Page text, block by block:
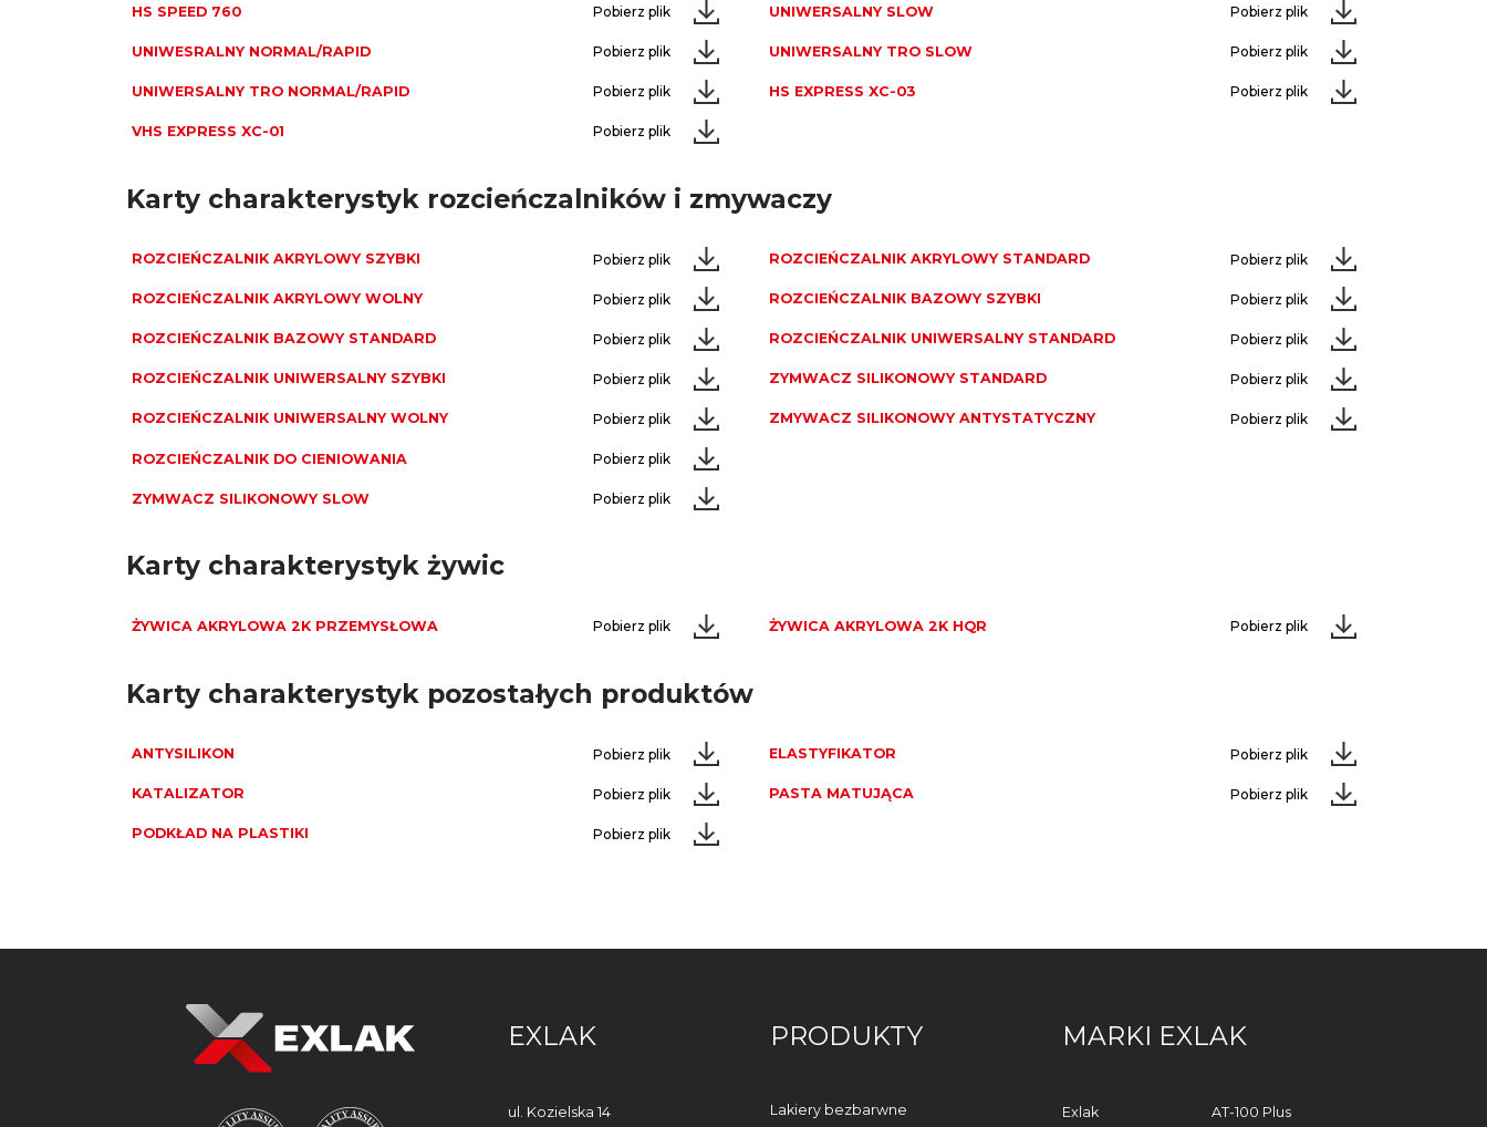
HS SPEED 760 Pobierz plik
UNIWESRALNY NORMAL/RAPID Pobierz plik
UNIWERSALNY TRO NORMAL/RAPID Pobierz plik
VHS EXPRESS XC-01 Pobierz plik
UNIWERSALNY SLOW Pobierz plik
UNIWERSALNY TRO SLOW Pobierz plik
HS EXPRESS XC-03 Pobierz plik
Karty charakterystyk rozcieńczalników i zmywaczy
ROZCIEŃCZALNIK AKRYLOWY SZYBKI Pobierz plik
ROZCIEŃCZALNIK AKRYLOWY WOLNY Pobierz plik
ROZCIEŃCZALNIK BAZOWY STANDARD Pobierz plik
ROZCIEŃCZALNIK UNIWERSALNY SZYBKI Pobierz plik
ROZCIEŃCZALNIK UNIWERSALNY WOLNY Pobierz plik
ROZCIEŃCZALNIK DO CIENIOWANIA Pobierz plik
ZYMWACZ SILIKONOWY SLOW Pobierz plik
ROZCIEŃCZALNIK AKRYLOWY STANDARD Pobierz plik
ROZCIEŃCZALNIK BAZOWY SZYBKI Pobierz plik
ROZCIEŃCZALNIK UNIWERSALNY STANDARD Pobierz plik
ZYMWACZ SILIKONOWY STANDARD Pobierz plik
ZMYWACZ SILIKONOWY ANTYSTATYCZNY Pobierz plik
Karty charakterystyk żywic
ŻYWICA AKRYLOWA 2K PRZEMYSŁOWA Pobierz plik ŻYWICA AKRYLOWA 2K HQR Pobierz plik
Karty charakterystyk pozostałych produktów
ANTYSILIKON Pobierz plik
KATALIZATOR Pobierz plik
PODKŁAD NA PLASTIKI Pobierz plik
ELASTYFIKATOR Pobierz plik
PASTA MATUJĄCA Pobierz plik
EXLAK
ul. Kozielska 14
PRODUKTY
Lakiery bezbarwne
MARKI EXLAK
Exlak AT-100 Plus